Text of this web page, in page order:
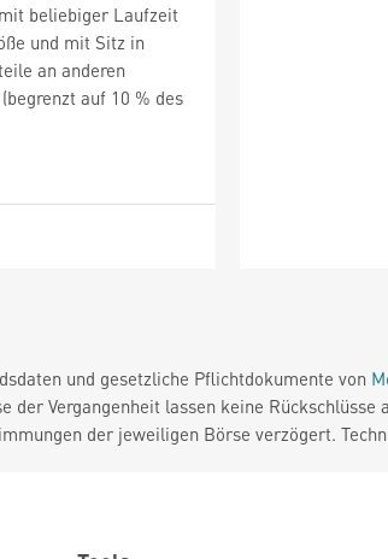
beliebiger Laufzeit
und mit Sitz in
an anderen
auf 10 % des
und gesetzliche Pflichtdokumente von
der Vergangenheit lassen keine
der jeweiligen Börse verzögert.